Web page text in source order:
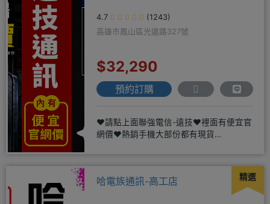
4.7
(1243)
高雄市鳳山區光遠路327號
$32,290
預約訂購
❤️請點上面聯強電信-遠技❤️裡面有便宜官
網價❤️熱銷手機大部份都有現貨
精選
哈電族通訊-高工店